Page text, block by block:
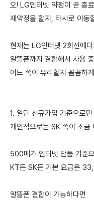
오! LG인터넷 약정이 곧 종
재약정을 할지, 타사로 이동
현재는 LG인터넷 2회선에
알뜰폰까지 결합해서 사용
어느 쪽이 유리할지 꼼꼼하
1. 일단 신규가입 기준으로만
개인적으로는 SK 쪽이 조금
500메가 인터넷 단품 기준
KT든 SK든 기본 요금은
알뜰폰 결합이 가능하다면